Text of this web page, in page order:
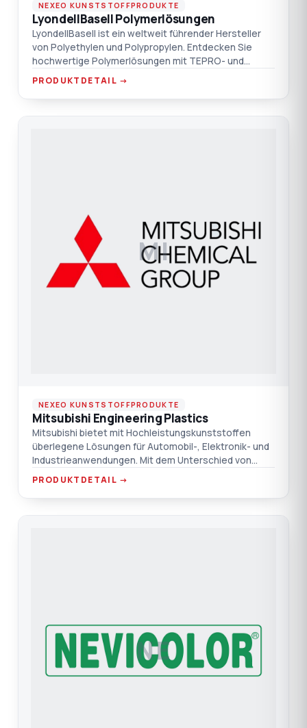
NEXEO KUNSTSTOFFPRODUKTE
LyondellBasell Polymerlösungen
LyondellBasell ist ein weltweit führender Hersteller
von Polyethylen und Polypropylen. Entdecken Sie
hochwertige Polymerlösungen mit TEPRO- und
Nexeo-Garantie.
PRODUKTDETAIL →
MI
NEXEO KUNSTSTOFFPRODUKTE
Mitsubishi Engineering Plastics
Mitsubishi bietet mit Hochleistungskunststoffen
überlegene Lösungen für Automobil-, Elektronik- und
Industrieanwendungen. Mit dem Unterschied von
TEPRO.
PRODUKTDETAIL →
NE